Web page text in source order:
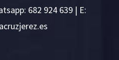
682 924 639 | E:
se.ze
rejzu